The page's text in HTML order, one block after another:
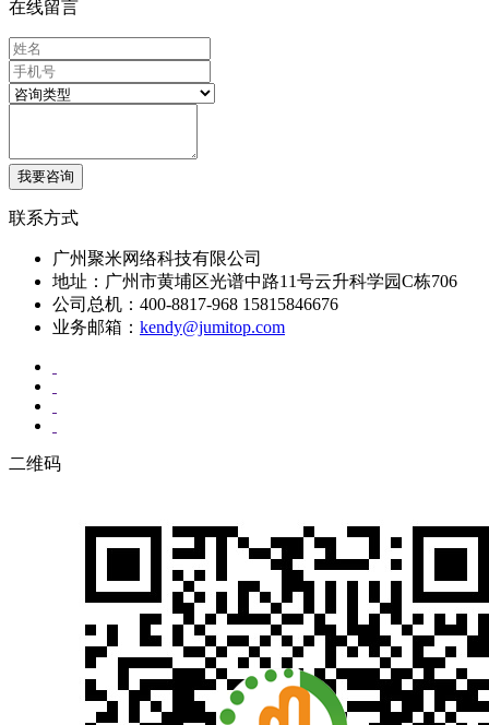
在线留言
我要咨询
联系方式
广州聚米网络科技有限公司
地址：广州市黄埔区光谱中路11号云升科学园C栋706
公司总机：400-8817-968 15815846676
业务邮箱： kendy@jumitop.com
二维码